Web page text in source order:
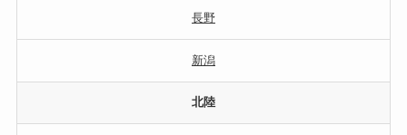
長野
新潟
北陸